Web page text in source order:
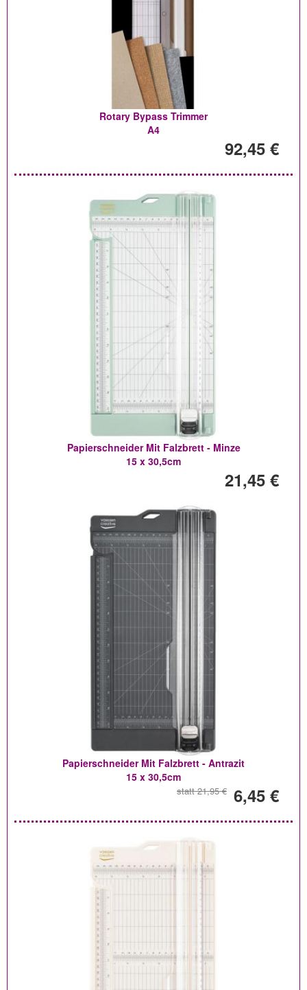
Rotary Bypass Trimmer
A4
92,45 €
Papierschneider Mit Falzbrett - Minze
15 x 30,5cm
21,45 €
Papierschneider Mit Falzbrett - Antrazit
15 x 30,5cm
6,45 €
statt 21,95 €